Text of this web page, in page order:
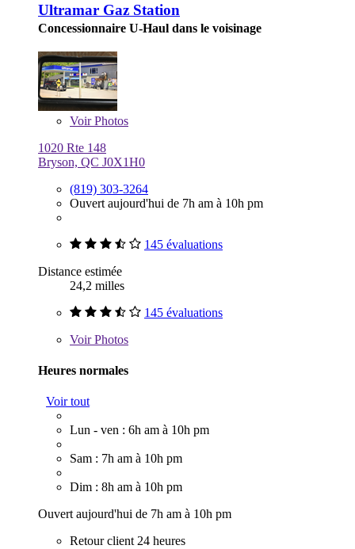
Ultramar Gaz Station
Concessionnaire U-Haul dans le voisinage
VoirPhotos
1020 Rte 148
Bryson, QC J0X1H0
(819) 303-3264
Ouvert aujourd'hui de 7h am à 10h pm
145 évaluations
Distance estimée
24,2 milles
145 évaluations
VoirPhotos
Heures normales
Voir tout
Lun - ven : 6h am à 10h pm
Sam : 7h am à 10h pm
Dim : 8h am à 10h pm
Ouvert aujourd'hui de 7h am à 10h pm
Retour client 24 heures